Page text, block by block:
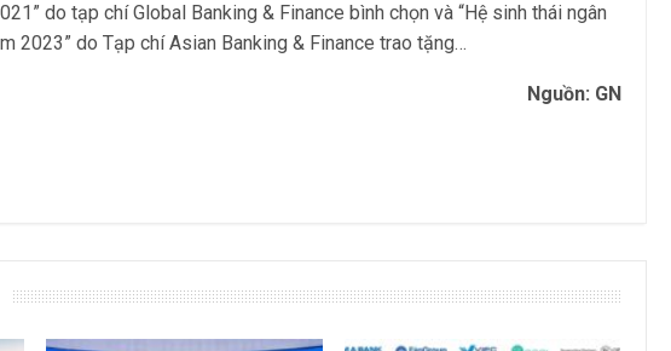
do tạp chí Global Banking & Finance bình chọn và “Hệ sinh thái ngân
2023” do Tạp chí Asian Banking & Finance trao tặng…
Nguồn: GN